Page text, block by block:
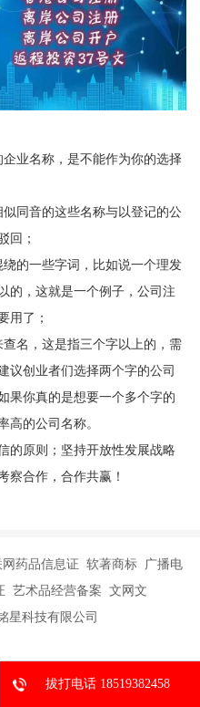
业名称，是不能作为你的选择
同音的这些名称与以登记的公
回；
的一些字词，比如说一个理发
的，这就是一个例子，公司注
用了；
名，这是指三个字以上的，需
议创业者们选择两个字的公司
果你真的是想要一个多个字的
高的公司名称。
的原则；坚持开放性发展战略
察合作，合作共赢！
药品信息证 软著商标 广播电
艺术品经营备案 文网文
星科技有限公司
拔打电话 18519382458